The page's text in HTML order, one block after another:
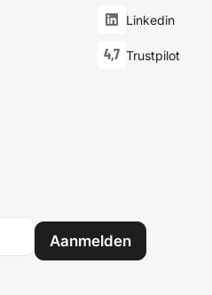
Linkedin
4,7 Trustpilot
Aanmelden